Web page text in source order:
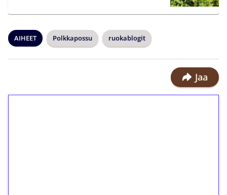
AIHEET Polkkapossu ruokablogit
Jaa